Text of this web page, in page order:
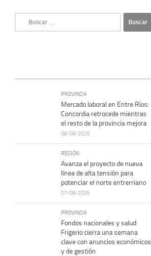
PROVINCIA
Mercado laboral en Entre Ríos:
Concordia retrocede mientras
el resto de la provincia mejora
08/08/2026
REGIÓN
Avanza el proyecto de nueva
línea de alta tensión para
potenciar el norte entrerriano
07/08/2026
PROVINCIA
Fondos nacionales y salud:
Frigerio cierra una semana
clave con anuncios económicos
y de gestión